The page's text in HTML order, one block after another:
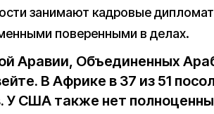
занимают кадровые
поверенными в делах.
Аравии, Объединенных
В Африке в 37 из 51
У США также нет